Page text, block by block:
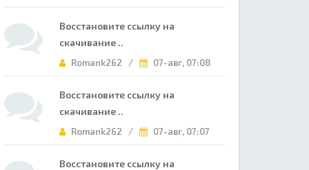
Восстановите ссылку на
скачивание ..
Romank262 / 07-авг, 07:08
Восстановите ссылку на
скачивание ..
Romank262 / 07-авг, 07:07
Восстановите ссылку на